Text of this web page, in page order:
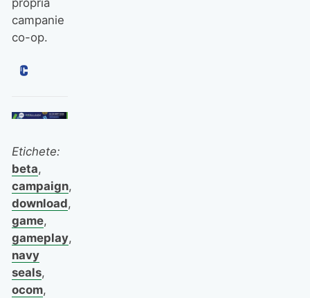
campanie
co-op.
Etichete:
beta,
campaign,
download,
game,
gameplay,
navy
seals,
ocom,